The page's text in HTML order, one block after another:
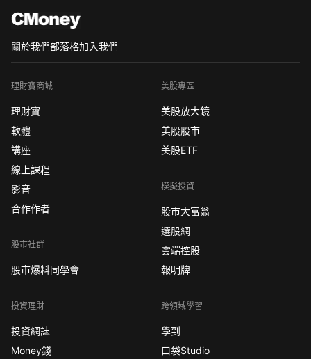
關於我們部落格加入我們
理財寶商城
理財寶
軟體
講座
線上課程
影音
合作作者
股市社群
股市爆料同學會
投資理財
投資網誌
Money錢
美股專區
美股放大鏡
美股股市
美股ETF
模擬投資
股市大富翁
選股網
雲端控股
報明牌
跨領域學習
學到
口袋Studio